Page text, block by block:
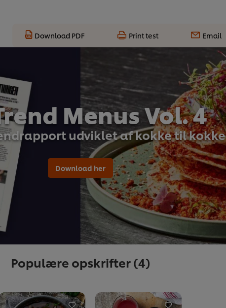
Download PDF Print test Email
Menus Vol. 4
udviklet af kokke til kokke
Download her
Populære opskrifter(4)